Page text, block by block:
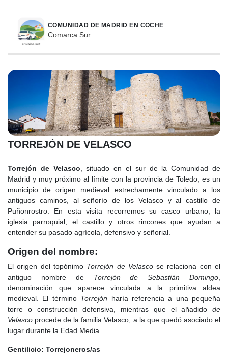
COMUNIDAD DE MADRID EN COCHE
Comarca Sur
TORREJÓN DE VELASCO
Torrejón de Velasco, situado en el sur de la Comunidad de
Madrid y muy próximo al límite con la provincia de Toledo, es un
municipio de origen medieval estrechamente vinculado a los
antiguos caminos, al señorío de los Velasco y al castillo de
Puñonrostro. En esta visita recorremos su casco urbano, la
iglesia parroquial, el castillo y otros rincones que ayudan a
entender su pasado agrícola, defensivo y señorial.
Origen del nombre:
El origen del topónimo Torrejón de Velascose relaciona con el
antiguo nombre de Torrejón de Sebastián Domingo,
denominación que aparece vinculada a la primitiva aldea
medieval. El término Torrejón haría referencia a una pequeña
torre o construcción defensiva, mientras que el añadido de
Velasco procede de la familia Velasco, a la que quedó asociado el
lugar durante la Edad Media.
Gentilicio: Torrejoneros/as